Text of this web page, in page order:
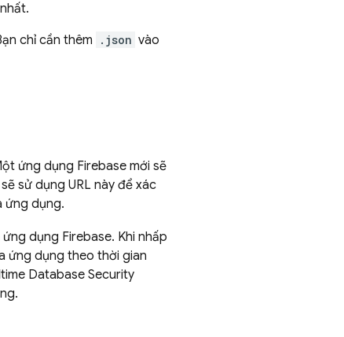
chỉ cần thêm .json vào
ứng dụng Firebase mới sẽ
sẽ sử dụng URL này để xác
ứng dụng.
dụng Firebase. Khi nhấp
ứng dụng theo thời gian
DatabaseSecurity